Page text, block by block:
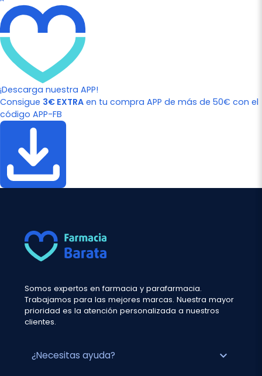
¡Descarga nuestra APP!
Consigue 3€ EXTRA en tu compra APP de más de 50€ con el
código APP-FB
Somos expertos en farmacia y parafarmacia.
Trabajamos para las mejores marcas. Nuestra mayor
prioridad es la atención personalizada a nuestros
clientes.
¿Necesitas ayuda? expand_more